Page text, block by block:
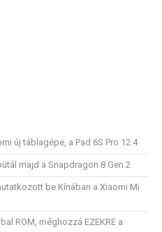
új táblagépe, a Pad 6S Pro 12.4
majd a Snapdragon 8 Gen 2
be Kínában a Xiaomi Mi
ROM, méghozzá EZEKRE a